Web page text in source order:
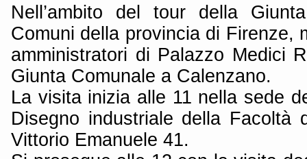
Nell’ambito del tour della
Comuni della provincia di Firenze,
amministratori di Palazzo Medici
Giunta Comunale a Calenzano.
La visita inizia alle 11 nella sede
Disegno industriale della Facoltà
Vittorio Emanuele 41.